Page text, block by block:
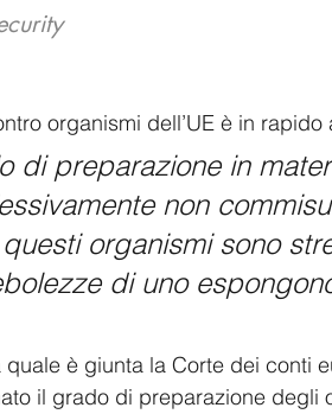
organismi dell’UE è in rapido
di preparazione in
non
organismi sono
di uno
è giunta la Corte dei conti
il grado di preparazione degli